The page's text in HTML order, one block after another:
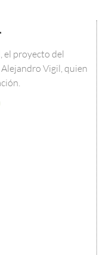
el proyecto del
Vigil, quien